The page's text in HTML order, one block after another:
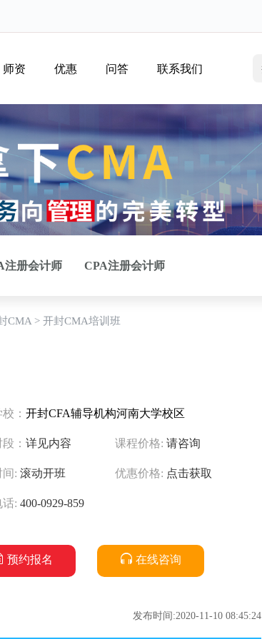
师资 优惠 问答 联系我们
注册会计师 CPA注册会计师
CMA > 开封CMA培训班
： 开封CFA辅导机构河南大学校区
： 详见内容 课程价格: 请咨询
间: 滚动开班 优惠价格: 点击获取
话: 400-0929-859
预约报名 在线咨询
发布时间:2020-11-10 08:45:24